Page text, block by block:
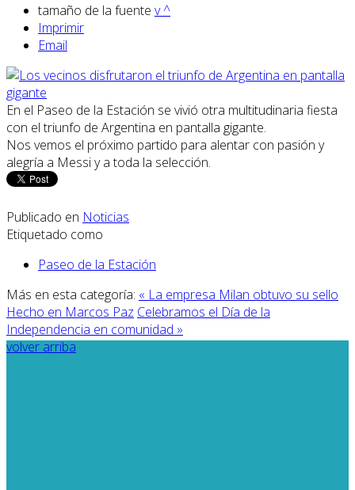
tamaño de la fuente v^
Imprimir
Email
En el Paseo de la Estación se vivió otra multitudinaria fiesta
con el triunfo de Argentina en pantalla gigante.
Nos vemos el próximo partido para alentar con pasión y
alegría a Messi y a toda la selección.
Publicado en Noticias
Etiquetado como
Paseo de la Estación
Más en esta categoría: « La empresa Milan obtuvo su sello
Hecho en Marcos Paz Celebramos el Día de la
Independencia en comunidad »
volver arriba